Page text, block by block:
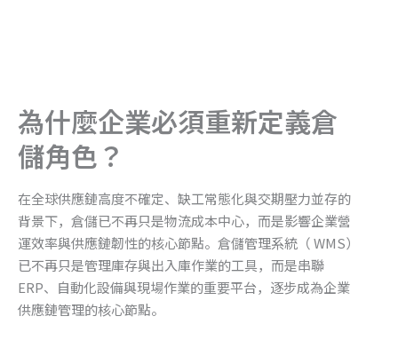
為什麼企業必須重新定義倉
儲角色？
在全球供應鏈高度不確定、缺工常態化與交期壓力並存的
背景下，倉儲已不再只是物流成本中心，而是影響企業營
運效率與供應鏈韌性的核心節點。倉儲管理系統（ WMS）
已不再只是管理庫存與出入庫作業的工具，而是串聯
ERP、自動化設備與現場作業的重要平台，逐步成為企業
供應鏈管理的核心節點。